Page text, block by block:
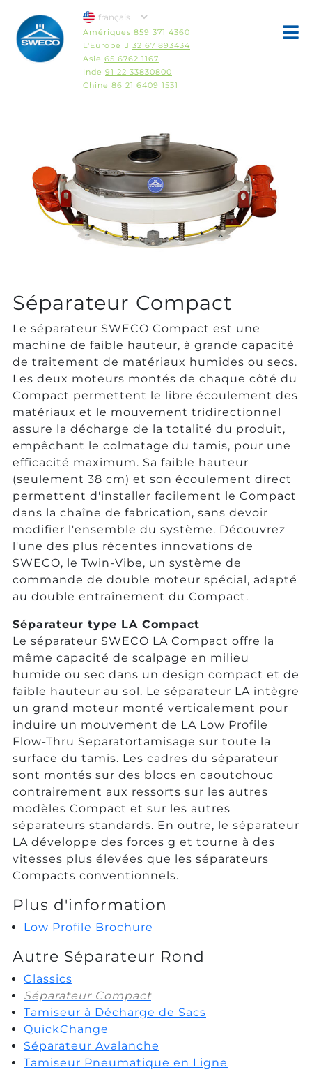
Amériques 859 371 4360
L'Europe  32 67 893434
Asie 65 6762 1167
Inde 91 22 33830800
Chine 86 21 6409 1531
Séparateur Compact
Le séparateur SWECO Compact est une
machine de faible hauteur, à grande capacité
de traitement de matériaux humides ou secs.
Les deux moteurs montés de chaque côté du
Compact permettent le libre écoulement des
matériaux et le mouvement tridirectionnel
assure la décharge de la totalité du produit,
empêchant le colmatage du tamis, pour une
efficacité maximum. Sa faible hauteur
(seulement 38 cm) et son écoulement direct
permettent d'installer facilement le Compact
dans la chaîne de fabrication, sans devoir
modifier l'ensemble du système. Découvrez
l'une des plus récentes innovations de
SWECO, le Twin-Vibe, un système de
commande de double moteur spécial, adapté
au double entraînement du Compact.
Séparateur type LA Compact
Le séparateur SWECO LA Compact offre la
même capacité de scalpage en milieu
humide ou sec dans un design compact et de
faible hauteur au sol. Le séparateur LA intègre
un grand moteur monté verticalement pour
induire un mouvement de LA Low Profile
Flow-Thru Separatortamisage sur toute la
surface du tamis. Les cadres du séparateur
sont montés sur des blocs en caoutchouc
contrairement aux ressorts sur les autres
modèles Compact et sur les autres
séparateurs standards. En outre, le séparateur
LA développe des forces g et tourne à des
vitesses plus élevées que les séparateurs
Compacts conventionnels.
Plus d'information
Low Profile Brochure
Autre Séparateur Rond
Classics
Séparateur Compact
Tamiseur à Décharge de Sacs
QuickChange
Séparateur Avalanche
Tamiseur Pneumatique en Ligne